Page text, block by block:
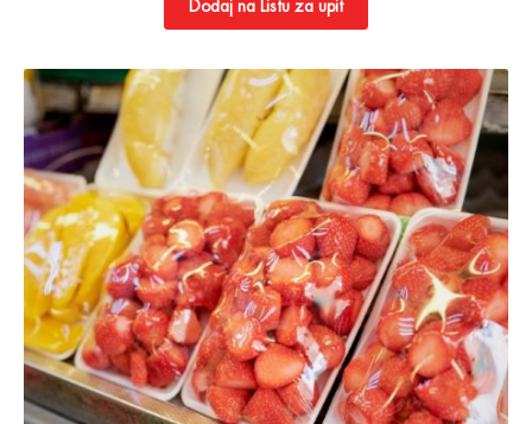
Dodaj na Listu za upit